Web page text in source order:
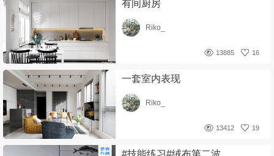
有间厨房
Riko_
16
13885
一套室内表现
Riko_
19
13412
#技能练习#绒布第二波